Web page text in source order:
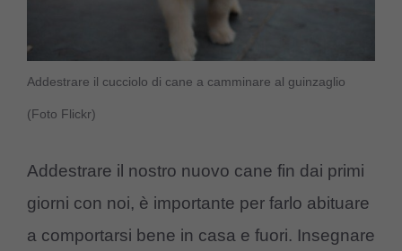
Addestrare il cucciolo di cane a camminare al guinzaglio
(Foto Flickr)
Addestrare il nostro nuovo cane fin dai primi
giorni con noi, è importante per farlo abituare
a comportarsi bene in casa e fuori. Insegnare